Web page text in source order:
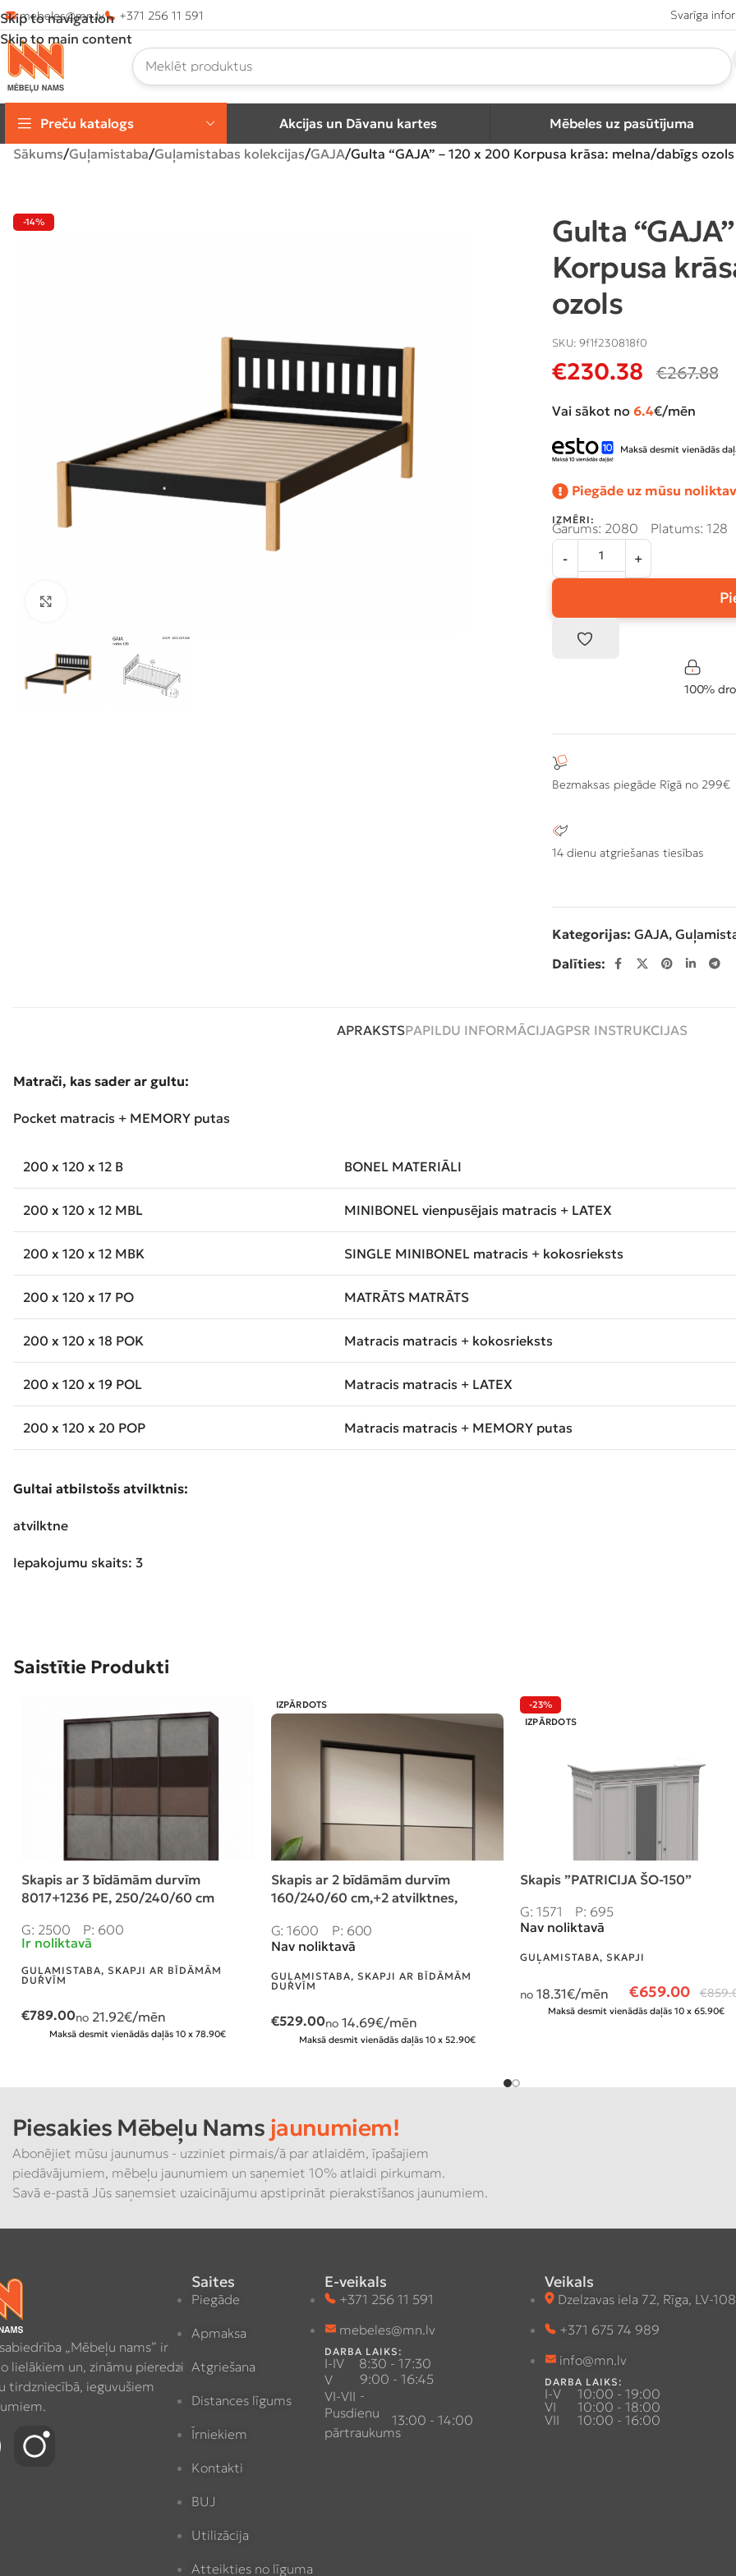
Skip to navigation
Skip to main content
mebeles@mn.lv +371 256 11 591 Svarīga
Preču katalogs Akcijas un Dāvanu kartes
Mēbeles uz pasūtījuma
Sākums Guļamistaba Guļamistabas kolekcijas GAJA Gulta “GAJA” – 120 x 200 Korpusa krāsa: melna/dabīgs ozols
-14%
Gulta
Korpusa
ozols
SKU: 9f1f230818f0
€230.38 €267.88
Vai sākot no 6.4€/mēn
Maksā desmit vienādās
Piegāde uz mūsu
IZMĒRI:
Garums: 2080 Platums: 128
100%
Bezmaksas piegāde Rīgā no 299€
14 dienu atgriešanas tiesības
Kategorijas: GAJA,
Dalīties:
APRAKSTSPAPILDU INFORMĀCIJAGPSR INSTRUKCIJAS
Matrači, kas sader ar gultu:
Pocket matracis + MEMORY putas
200 x 120 x 12 B BONEL MATERIĀLI
200 x 120 x 12 MBL MINIBONEL vienpusējais matracis + LATEX
200 x 120 x 12 MBK SINGLE MINIBONEL matracis + kokosrieksts
200 x 120 x 17 PO MATRĀTS MATRĀTS
200 x 120 x 18 POK Matracis matracis + kokosrieksts
200 x 120 x 19 POL Matracis matracis + LATEX
200 x 120 x 20 POP Matracis matracis + MEMORY putas
Gultai atbilstošs atvilktnis:
atvilktne
Iepakojumu skaits: 3
Saistītie Produkti
Skapis ar 3 bīdāmām durvīm
8017+1236 PE, 250/240/60 cm
G: 2500
P: 600
Ir noliktavā
GUĻAMISTABA, SKAPJI AR BĪDĀMĀM
DURVĪM
€789.00no 21.92€/mēn
Maksā desmit vienādās daļās 10 x 78.90€
IZPĀRDOTS
Skapis ar 2 bīdāmām durvīm
160/240/60 cm,+2 atvilktnes,
G: 1600
P: 600
Nav noliktavā
GUĻAMISTABA, SKAPJI AR BĪDĀMĀM
DURVĪM
€529.00no 14.69€/mēn
Maksā desmit vienādās daļās 10 x 52.90€
-23%
IZPĀRDOTS
Skapis ”PATRICIJA ŠO-150”
G: 1571
P: 695
Nav noliktavā
GUĻAMISTABA, SKAPJI
€659.00 €
no 18.31€/mēn
Maksā desmit vienādās daļās 10 x 65.90€
Piesakies Mēbeļu Nams jaunumiem!
Abonējiet mūsu jaunumus - uzziniet pirmais/ā par atlaidēm, īpašajiem
piedāvājumiem, mēbeļu jaunumiem un saņemiet 10% atlaidi pirkumam.
Savā e-pastā Jūs saņemsiet uzaicinājumu apstiprināt pierakstīšanos jaunumiem.
„Mēbeļu nams” ir
lielākiem un, zināmu pieredzi
tirdzniecībā, ieguvušiem
Saites
Piegāde
Apmaksa
Atgriešana
Distances līgums
Īrniekiem
Kontakti
BUJ
Utilizācija
Atteikties no līguma
E-veikals
+371 256 11 591
mebeles@mn.lv
DARBA LAIKS:
I-IV
8:30 - 17:30
V
9:00 - 16:45
VI-VII -
Pusdienu
pārtraukums
13:00 - 14:00
Veikals
Dzelzavas iela 72, Rīga, LV-
+371 675 74 989
info@mn.lv
DARBA LAIKS:
I-V
10:00 - 19:00
VI
10:00 - 18:00
VII
10:00 - 16:00